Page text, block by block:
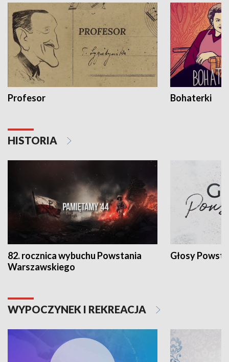
Profesor Bohaterki
HISTORIA
82. rocznica wybuchu Powstania
Warszawskiego
Głosy
WYPOCZYNEK I REKREACJA